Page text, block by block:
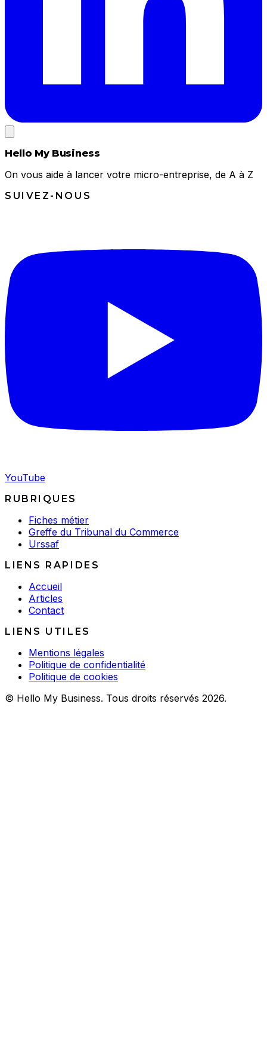
Hello My Business
On vous aide à lancer votre micro-entreprise, de A à Z
SUIVEZ-NOUS
YouTube
RUBRIQUES
Fiches métier
Greffe du Tribunal du Commerce
Urssaf
LIENS RAPIDES
Accueil
Articles
Contact
LIENS UTILES
Mentions légales
Politique de confidentialité
Politique de cookies
© Hello My Business. Tous droits réservés 2026.